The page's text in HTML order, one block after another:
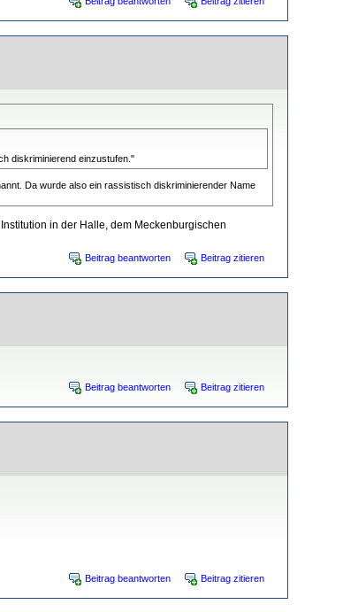
diskriminierend einzustufen."
Da wurde also ein rassistisch diskriminierender Name
in der Halle, dem Meckenburgischen
Beitrag beantworten Beitrag zitieren
Beitrag beantworten Beitrag zitieren
Beitrag beantworten Beitrag zitieren